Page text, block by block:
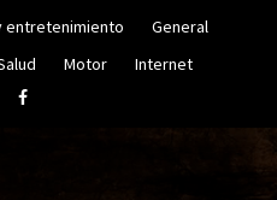
entretenimiento
General
Motor
Internet
Facebook